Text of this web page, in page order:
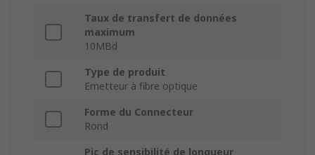
Taux de transfert de données
maximum
10MBd
Type de produit
Emetteur à fibre optique
Forme du Connecteur
Rond
Pic de sensibilité de longueur